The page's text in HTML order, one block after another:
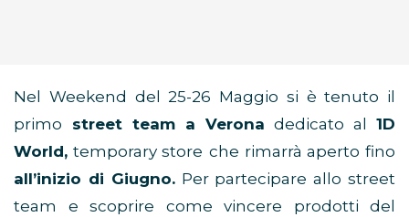
Nel Weekend del 25-26 Maggio si è tenuto il
primo street team a Verona dedicato al 1D
World, temporary store che rimarrà aperto fino
all’inizio di Giugno.Per partecipare allo street
team e scoprire come vincere prodotti del